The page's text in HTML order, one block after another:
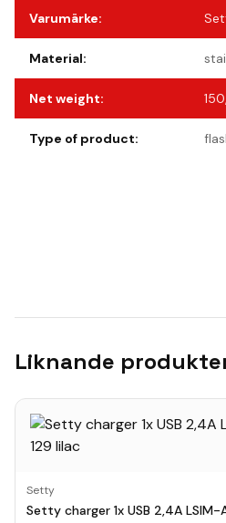
Varumärke:
Material:
Net weight:
Type of product:
Liknande
Setty
Setty charger 1x USB 2,4A LSIM-